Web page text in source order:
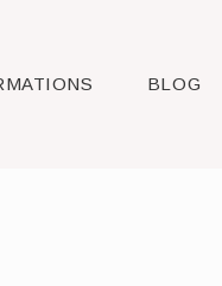
BLOG